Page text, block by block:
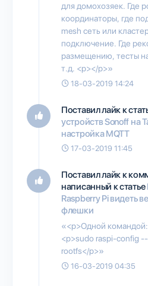
для домохозяек. Где
координаторы, где
mesh сеть или
подключение. Где
размещению, тесты
т.д. <p></p>»
18-03-2019 14:24
Поставил лайк к
устройств Sonoff на
настройка MQTT
17-03-2019 11:45
Поставил лайк к
написанный к статье
Raspberry Pi видеть
флешки
«<p>Одной
<p>sudo raspi-config
rootfs</p>»
16-03-2019 04:35